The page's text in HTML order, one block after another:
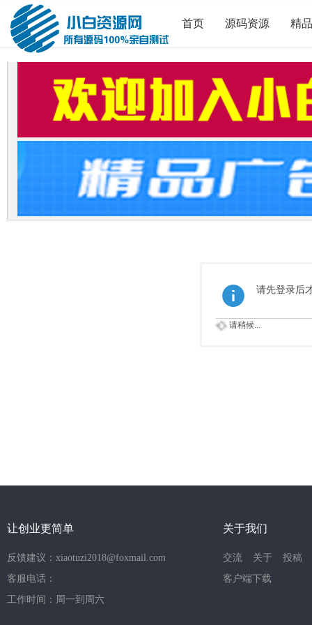
首页 源码资源 精
请先登录后
请稍候...
让创业更简单
反馈建议：xiaotuzi2018@foxmail.com
客服电话：
工作时间：周一到周六
关于我们
交流 关于
投稿
客户端下载